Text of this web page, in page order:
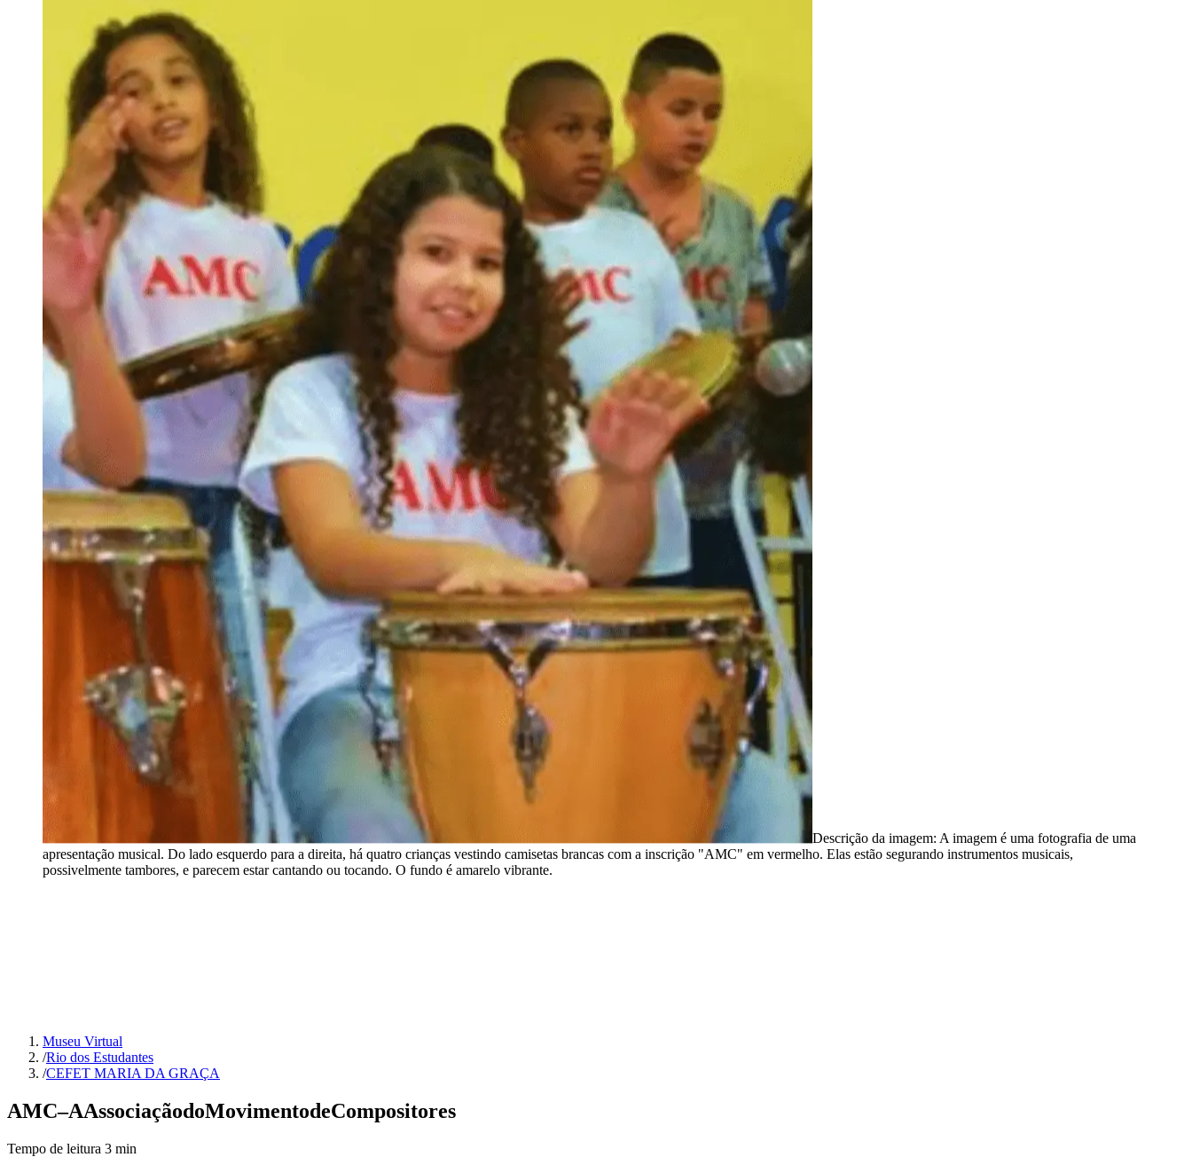
Descrição da imagem: A imagem é uma fotografia de uma
apresentação musical. Do lado esquerdo para a direita, há quatro crianças vestindo camisetas brancas com a inscrição "AMC" em vermelho. Elas estão segurando instrumentos musicais,
possivelmente tambores, e parecem estar cantando ou tocando. O fundo é amarelo vibrante.
Museu Virtual
/Rio dos Estudantes
/CEFET MARIA DA GRAÇA
AMC–AAssociaçãodoMovimentodeCompositores
Tempo de leitura 3 min